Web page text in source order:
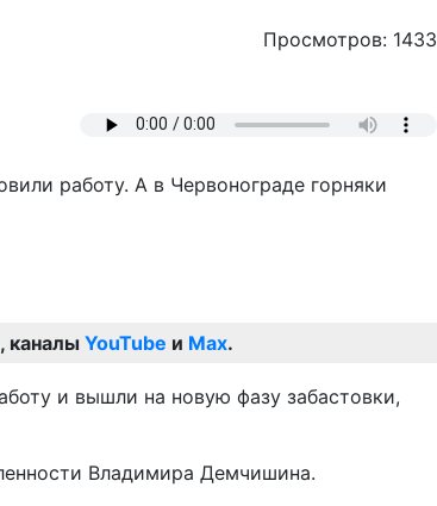
Просмотров: 1433
работу. А в Червонограде горняки
, каналы YouTube и Max.
и вышли на новую фазу забастовки,
Владимира Демчишина.